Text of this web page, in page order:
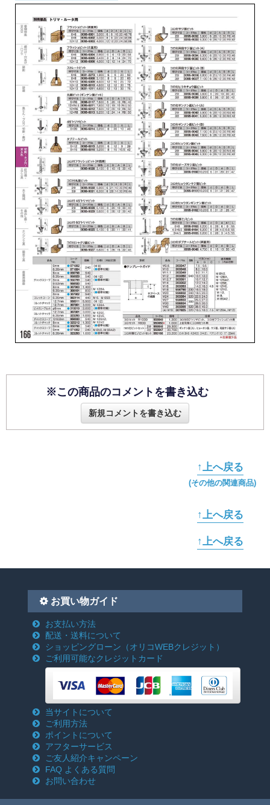
※この商品のコメントを書き込む
新規コメントを書き込む
↑上へ戻る
(その他の関連商品)
↑上へ戻る
↑上へ戻る
お買い物ガイド
お支払い方法
配送・送料について
ショッピングローン （オリコWEBクレジット）
ご利用可能なクレジットカード
当サイトについて
ご利用方法
ポイントについて
アフターサービス
ご友人紹介キャンペーン
FAQ よくある質問
お問い合わせ